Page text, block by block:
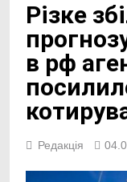
Різке
в рф
Редакція